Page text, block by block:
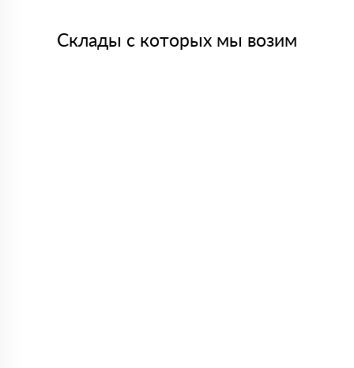
Склады с которых мы возим